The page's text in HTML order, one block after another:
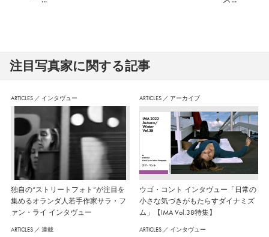
注⽬写真家に関する記事
ARTICLES ／ インタヴュー
独自の“ストリートフォト”が注目を
集めるオランダ人若手作家サラ・フ
ァン・ライ インタヴュー
ARTICLES ／ アーカイブ
ウゴ・コント インタヴュー「日常の
小さな気づきがもたらすダイナミズ
ム」【IMA Vol.38特集】
ARTICLES ／ 連載 ARTICLES ／ インタヴュー